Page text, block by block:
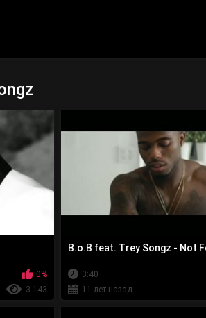
0%
3 143
B.o.B feat. Trey Songz - Not
3:40
11 лет назад